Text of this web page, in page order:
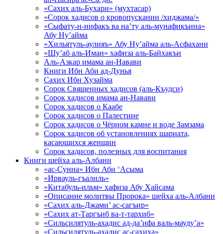
«Сахих аль-Бухари» (мухтасар)
«Сорок хадисов о кровопускании /хиджама/»
«Сыфату-н-нифакъ ва на’ту аль-мунафикъина»
Абу Ну’айма
«Хильятуль-аулияъ» Абу Ну’айма аль-Асфахани
«Шу’аб аль-Иман» хафиза аль-Байхакъи
Аль-Азкар имама ан-Навави
Книги Ибн Аби ад-Дунья
Сахих Ибн Хузайма
Сорок Священных хадисов (аль-Къудси)
Сорок хадисов имама ан-Навави
Сорок хадисов о Каабе
Сорок хадисов о Палестине
Сорок хадисов о Чёрном камне и воде Замзама
Сорок хадисов об установлениях шариата,
касающихся женщин
Сорок хадисов, полезных для воспитания
Книги шейха аль-Албани
«ас-Сунна» Ибн Аби ‘Асыма
«Ирвауль-гъалиль»
«Китабуль-ильм» хафиза Абу Хайсама
«Описание молитвы Пророка» шейха аль-Албани
«Сахих аль-Джами’ ас-сагъир»
«Сахих ат-Таргъиб ва-т-тархиб»
«Сильсилятуль-ахадис ад-да’ифа валь-мауду’а»
«Сильсилятуль-ахадис ас-сахиха»